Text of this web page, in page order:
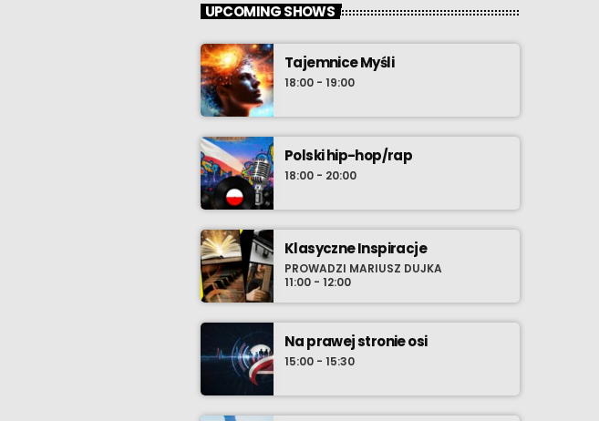
UPCOMING SHOWS
Tajemnice Myśli
18:00 - 19:00
Polski hip-hop/rap
18:00 - 20:00
Klasyczne Inspiracje
PROWADZI MARIUSZ DUJKA
11:00 - 12:00
Na prawej stronie osi
15:00 - 15:30